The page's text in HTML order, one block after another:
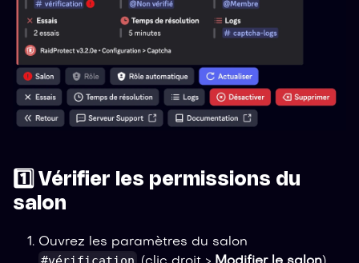
1️⃣ Vérifier les permissions du
salon
Ouvrez les paramètres du salon